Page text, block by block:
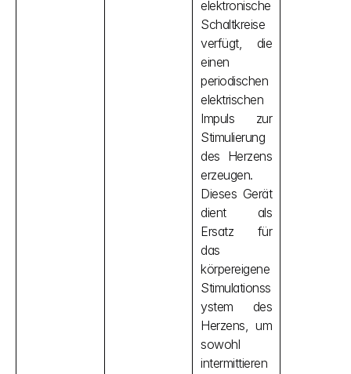
elektronische
Schaltkreise
verfügt, die
einen
periodischen
elektrischen
Impuls zur
Stimulierung
des Herzens
erzeugen.
Dieses Gerät
dient als
Ersatz für
das
körpereigene
Stimulationss
ystem des
Herzens, um
sowohl
intermittieren